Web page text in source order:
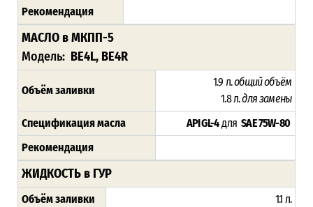
Рекомендация
МАСЛО в МКПП-5
Модель: BE4L, BE4R
Объём заливки
1.9 л.общий объём
1.8 л.для замены
Спецификация масла
API GL-4дляSAE 75W-80
Рекомендация
ЖИДКОСТЬ в ГУР
Объём заливки 1.1 л.